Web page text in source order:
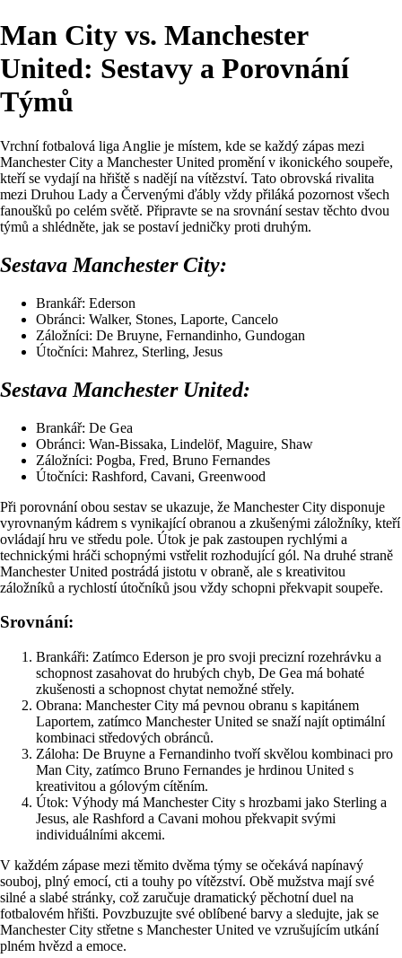
Man City vs. Manchester
United: Sestavy a Porovnání
Týmů
Vrchní fotbalová liga Anglie je místem, kde se každý zápas mezi
Manchester City a Manchester United promění v ikonického soupeře,
kteří se vydají na hřiště s nadějí na vítězství. Tato obrovská rivalita
mezi Druhou Lady a Červenými ďábly vždy přiláká pozornost všech
fanoušků po celém světě. Připravte se na srovnání sestav těchto dvou
týmů a shlédněte, jak se postaví jedničky proti druhým.
Sestava Manchester City:
Brankář: Ederson
Obránci: Walker, Stones, Laporte, Cancelo
Záložníci: De Bruyne, Fernandinho, Gundogan
Útočníci: Mahrez, Sterling, Jesus
Sestava Manchester United:
Brankář: De Gea
Obránci: Wan-Bissaka, Lindelöf, Maguire, Shaw
Záložníci: Pogba, Fred, Bruno Fernandes
Útočníci: Rashford, Cavani, Greenwood
Při porovnání obou sestav se ukazuje, že Manchester City disponuje
vyrovnaným kádrem s vynikající obranou a zkušenými záložníky, kteří
ovládají hru ve středu pole. Útok je pak zastoupen rychlými a
technickými hráči schopnými vstřelit rozhodující gól. Na druhé straně
Manchester United postrádá jistotu v obraně, ale s kreativitou
záložníků a rychlostí útočníků jsou vždy schopni překvapit soupeře.
Srovnání:
Brankáři: Zatímco Ederson je pro svoji precizní rozehrávku a
schopnost zasahovat do hrubých chyb, De Gea má bohaté
zkušenosti a schopnost chytat nemožné střely.
Obrana: Manchester City má pevnou obranu s kapitánem
Laportem, zatímco Manchester United se snaží najít optimální
kombinaci středových obránců.
Záloha: De Bruyne a Fernandinho tvoří skvělou kombinaci pro
Man City, zatímco Bruno Fernandes je hrdinou United s
kreativitou a gólovým cítěním.
Útok: Výhody má Manchester City s hrozbami jako Sterling a
Jesus, ale Rashford a Cavani mohou překvapit svými
individuálními akcemi.
V každém zápase mezi těmito dvěma týmy se očekává napínavý
souboj, plný emocí, cti a touhy po vítězství. Obě mužstva mají své
silné a slabé stránky, což zaručuje dramatický pěchotní duel na
fotbalovém hřišti. Povzbuzujte své oblíbené barvy a sledujte, jak se
Manchester City střetne s Manchester United ve vzrušujícím utkání
plném hvězd a emoce.